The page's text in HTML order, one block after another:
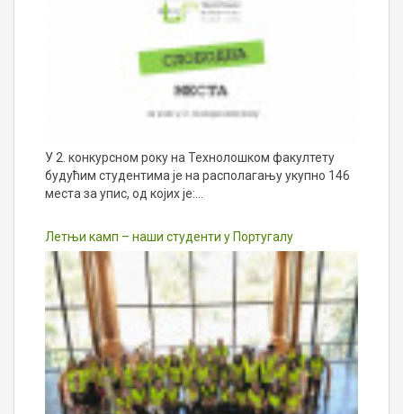
У 2. конкурсном року на Технолошком факултету
будућим студентима је на располагању укупно 146
места за упис, од којих је:…
Летњи камп – наши студенти у Португалу